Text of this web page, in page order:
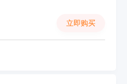
立即购买